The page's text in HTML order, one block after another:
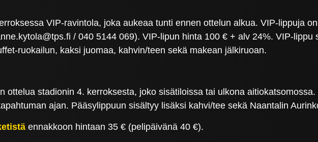
VIP-ravintola, joka aukeaa tunti ennen ottelun alkua. VIP-lippuja
/ 040 5144 069). VIP-lipun hinta 100 € + alv 24%. VIP-lippu
ruokailun, kaksi juomaa, kahvin/teen sekä makean jälkiruoan.
ottelua stadionin 4. kerroksesta, joko sisätiloissa tai ulkona
ajan. Pääsylippuun sisältyy lisäksi kahvi/tee sekä Naantalin
ennakkoon hintaan 35 € (pelipäivänä 40 €).